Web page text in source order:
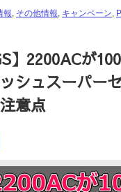
報, その他情報, キャンペーン,
】2200ACが
シュスーパー
意点